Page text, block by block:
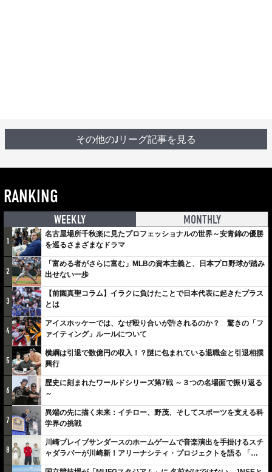
その他のJリーグ記事を見る
RANKING
WEEKLY MONTHLY
1
名古屋場所千秋楽に見たプロフェッショナルの世界～安青錦の優勝
を巡るさまざまなドラマ
2
「富める者がさらに富む」MLBの資本主義と、日本プロ野球が踏み
出せない一歩
3
【前園真聖コラム】イラクに負けたことで日本代表に起きたプラス
とは
4
アイスホッケーでは、なぜ殴り合いが許されるのか？ 驚きの「フ
ァイティング」ルールについて
5
横綱は引退で数億円の収入！？謎に包まれている退職金と引退相撲
興行
6
歴史に刻まれたワールドシリーズ第7戦 ～３つの名場面で振り返る
～
7
異端の先に描く未来：イチロー、野茂、そしてスポーツを支える科
学界の挑戦
8
川崎ブレイブサンダースのホームゲームで音楽演出を手掛けるスチ
ャダラパーが川崎新！アリーナシティ・プロジェクトを語る 「楽
しみでしかないでしょ。川崎は、ずっと成長曲線だから」